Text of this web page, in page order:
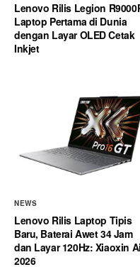
Lenovo Rilis Legion
Laptop Pertama di Dunia
dengan Layar OLED Cetak
Inkjet
NEWS
Lenovo Rilis Laptop Tipis
Baru, Baterai Awet 34 Jam
dan Layar 120Hz: Xiaoxin
2026